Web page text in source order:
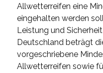
Allwetterreifen eine
eingehalten werden
Leistung und
Deutschland beträgt
vorgeschriebene
Allwetterreifen sowie